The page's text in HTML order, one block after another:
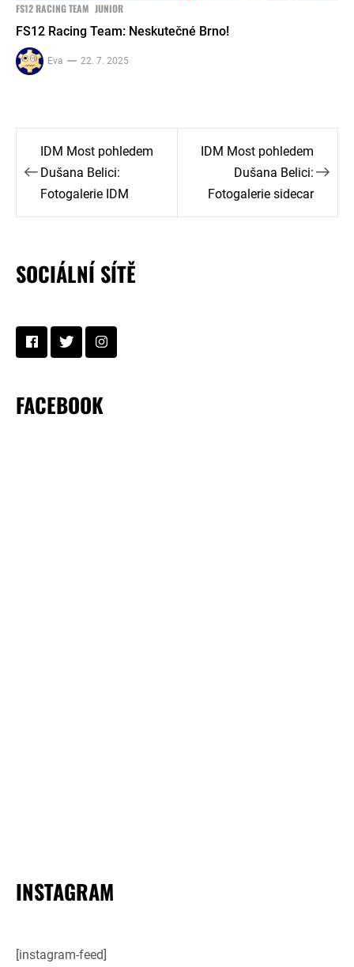
FS12 RACING TEAM JUNIOR
FS12 Racing Team: Neskutečné Brno!
Eva 22. 7. 2025
Navigace
pro
příspěvek
IDM Most pohledem
Dušana Belici:
Fotogalerie IDM
IDM Most pohledem
Dušana Belici:
Fotogalerie sidecar
SOCIÁLNÍ SÍTĚ
FACEBOOK
INSTAGRAM
[instagram-feed]